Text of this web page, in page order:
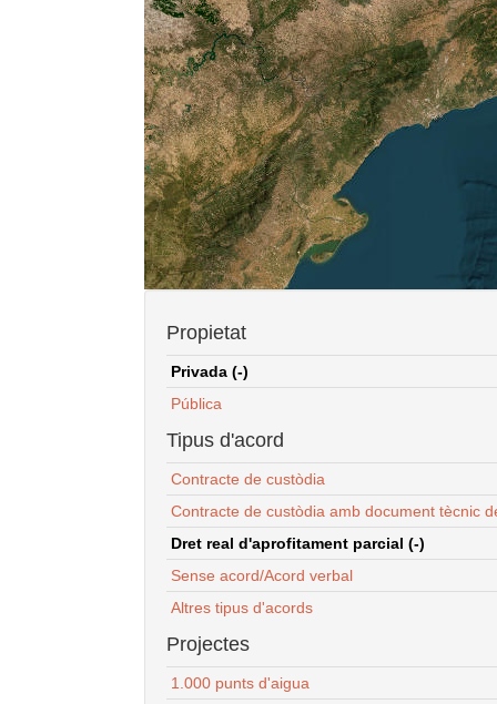
Propietat
Privada (-)
Pública
Tipus d'acord
Contracte de custòdia
Contracte de custòdia amb document tècnic
Dret real d'aprofitament parcial (-)
Sense acord/Acord verbal
Altres tipus d'acords
Projectes
1.000 punts d'aigua